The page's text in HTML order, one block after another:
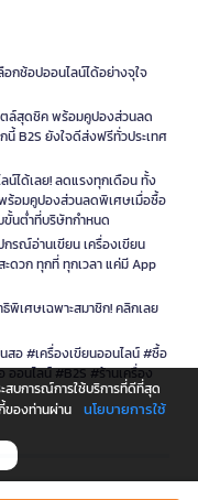
กช้อปออนไลน์ได้อย่างจุใจ
ตล์สุดชิค พร้อมคูปองส่วนลด
นี้ B2S ยังใจดีส่งฟรีทั่วประเทศ
น์ได้เลย! ลดแรงทุกเดือน ทั้ง
ร้อมคูปองส่วนลดพิเศษเมื่อซื้อ
ขั้นต่ำที่บริษัทกำหนด
กรณ์อ่านเขียน เครื่องเขียน
ดวก ทุกที่ ทุกเวลา แค่มี App
พิเศษเฉพาะสมาชิก! คลิกเลย
สอ #เครื่องเขียนออนไลน์ #ซื้อ
อนไลน์ #B2S #ร้านเครื่อง
สบการณ์การใช้บริการที่ดีที่สุด
ของท่านผ่าน
นโยบายการใช้